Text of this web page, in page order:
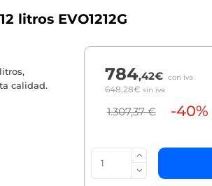
litros EVO1212G
calidad.
784,42€ con iva
648,28€ sin iva
1.307,37 € -40%